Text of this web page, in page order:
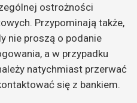
ostrożności
Przypominają także,
nie proszą o podanie
a w przypadku
natychmiast przerwać
się z bankiem.